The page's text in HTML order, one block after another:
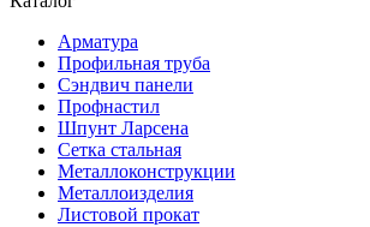
Арматура
Профильная труба
Сэндвич панели
Профнастил
Шпунт Ларсена
Сетка стальная
Металлоконструкции
Металлоизделия
Листовой прокат